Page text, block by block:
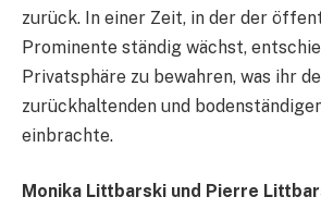
zurück. In einer Zeit, in der der
Prominente ständig wächst,
Privatsphäre zu bewahren, was ihr
zurückhaltenden und
einbrachte.
Monika Littbarski und Pierre